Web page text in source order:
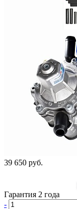
39 650 руб.
Гарантия 2 года
-